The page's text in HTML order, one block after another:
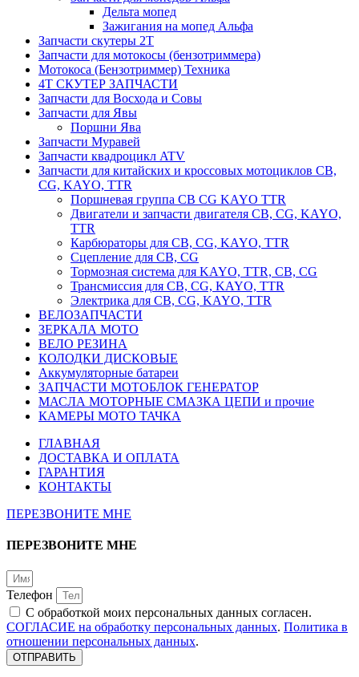
Дельта мопед
Зажигания на мопед Альфа
Запчасти скутеры 2Т
Запчасти для мотокосы (бензотриммера)
Мотокоса (Бензотриммер) Техника
4Т СКУТЕР ЗАПЧАСТИ
Запчасти для Восхода и Совы
Запчасти для Явы
Поршни Ява
Запчасти Муравей
Запчасти квадроцикл ATV
Запчасти для китайских и кроссовых мотоциклов CB,
CG, KAYO, TTR
Поршневая группа CB CG KAYO TTR
Двигатели и запчасти двигателя CB, CG, KAYO,
TTR
Карбюраторы для CB, CG, KAYO, TTR
Сцепление для CB, CG
Тормозная система для KAYO, TTR, CB, CG
Трансмиссия для CB, CG, KAYO, TTR
Электрика для CB, CG, KAYO, TTR
ВЕЛОЗАПЧАСТИ
ЗЕРКАЛА МОТО
ВЕЛО РЕЗИНА
КОЛОДКИ ДИСКОВЫЕ
Аккумуляторные батареи
ЗАПЧАСТИ МОТОБЛОК ГЕНЕРАТОР
МАСЛА МОТОРНЫЕ СМАЗКА ЦЕПИ и прочие
КАМЕРЫ МОТО ТАЧКА
ГЛАВНАЯ
ДОСТАВКА И ОПЛАТА
ГАРАНТИЯ
КОНТАКТЫ
ПЕРЕЗВОНИТЕ МНЕ
ПЕРЕЗВОНИТЕ МНЕ
Телефон
С обработкой моих персональных данных согласен.
СОГЛАСИЕ на обработку персональных данных. Политика в
отношении персональных данных.
ОТПРАВИТЬ